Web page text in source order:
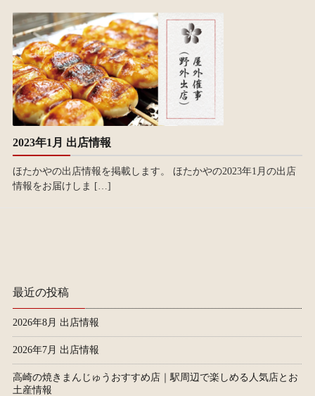
2023年1月 出店情報
ほたかやの出店情報を掲載します。 ほたかやの2023年1月の出店
情報をお届けしま […]
最近の投稿
2026年8月 出店情報
2026年7月 出店情報
高崎の焼きまんじゅうおすすめ店｜駅周辺で楽しめる人気店とお
土産情報